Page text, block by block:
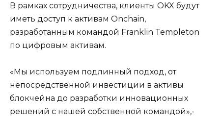
В рамках сотрудничества, клиенты OKX будут
иметь доступ к активам Onchain,
разработанным командой Franklin Templeton
по цифровым активам.
«Мы используем подлинный подход, от
непосредственной инвестиции в активы
блокчейна до разработки инновационных
решений с нашей собственной командой»,-